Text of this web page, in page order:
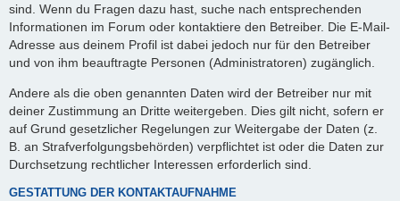
sind. Wenn du Fragen dazu hast, suche nach entsprechenden
Informationen im Forum oder kontaktiere den Betreiber. Die E-Mail-
Adresse aus deinem Profil ist dabei jedoch nur für den Betreiber
und von ihm beauftragte Personen (Administratoren) zugänglich.
Andere als die oben genannten Daten wird der Betreiber nur mit
deiner Zustimmung an Dritte weitergeben. Dies gilt nicht, sofern er
auf Grund gesetzlicher Regelungen zur Weitergabe der Daten (z.
B. an Strafverfolgungsbehörden) verpflichtet ist oder die Daten zur
Durchsetzung rechtlicher Interessen erforderlich sind.
GESTATTUNG DER KONTAKTAUFNAHME